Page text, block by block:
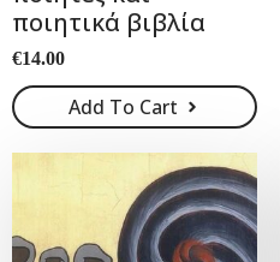
ποιητικά βιβλία
€14.00
Add To Cart